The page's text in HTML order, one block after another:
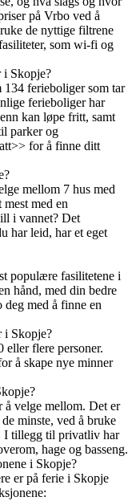
på Vrbo ved å
de nyttige filtrene
som wi-fi og
i Skopje?
ferieboliger som tar
ferieboliger har
kan løpe fritt, samt
parker og
for å finne ditt
mellom 7 hus med
med en
i vannet? Det
har leid, har et eget
populære fasilitetene i
hånd, med din bedre
deg med å finne en
i Skopje?
eller flere personer.
å skape nye minner
å velge mellom. Det er
minste, ved å bruke
I tillegg til privatliv har
hage og basseng.
i Skopje?
er på ferie i Skopje